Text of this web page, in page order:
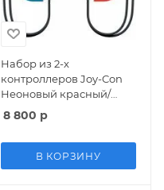
Набор из 2-х
контроллеров Joy-Con
Неоновый красный/
Неоновый синий
Оригинал (Switch)
8 800 р
В КОРЗИНУ